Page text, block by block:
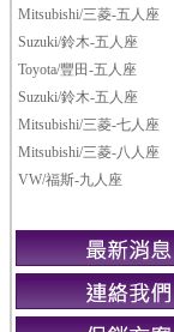
Mitsubishi/三菱-五人座
Suzuki/鈴木-五人座
Toyota/豐田-五人座
Suzuki/鈴木-五人座
Mitsubishi/三菱-七人座
Mitsubishi/三菱-八人座
VW/福斯-九人座